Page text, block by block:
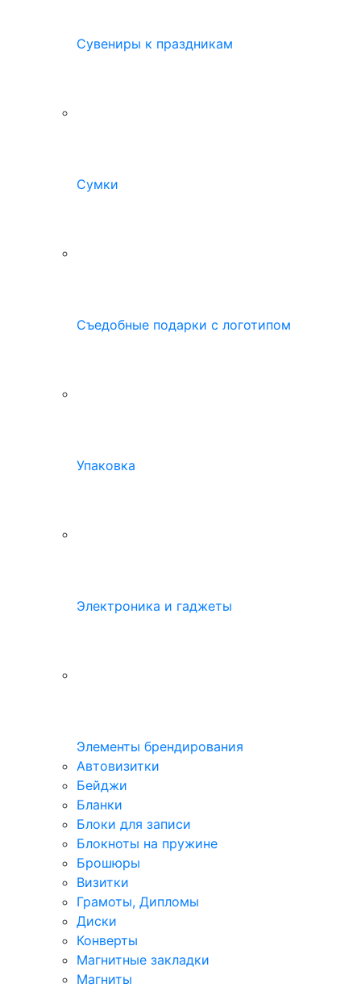
Сувениры к праздникам
Сумки
Съедобные подарки с логотипом
Упаковка
Электроника и гаджеты
Элементы брендирования
Автовизитки
Бейджи
Бланки
Блоки для записи
Блокноты на пружине
Брошюры
Визитки
Грамоты, Дипломы
Диски
Конверты
Магнитные закладки
Магниты